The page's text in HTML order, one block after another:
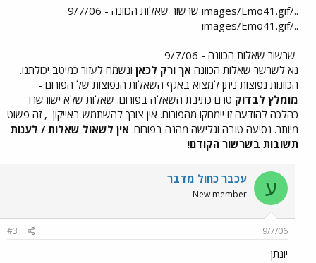
../images/Emo41.gif שרשור שאלות הכוונה - 9/7/06
../images/Emo41.gif
שרשור שאלות הכוונה - 9/7/06
נא לשרשר שאלות הכוונה אך ורק לכאן ונשמח לעזור כמיטב יכולתנו.
הכוונות נפוצות ניתן למצוא באגף השאלות הנפוצות של הפורום -
מומלץ לבדוק טרם כתיבת השאלה בפורום. שאלות שלא ישורשרו
כהלכה להודעה זו יימחקו מהפורום. אין צורך להשתמש באייקון , זה פשוט
מיותר. נסיעה טובה וגלישה מהנה בפורום. אין לשאול שאלות / לענות
תשובות בשרשור הקודם!
ע עכבר כחול מדבר
New member
9/7/06
#3
יונתן